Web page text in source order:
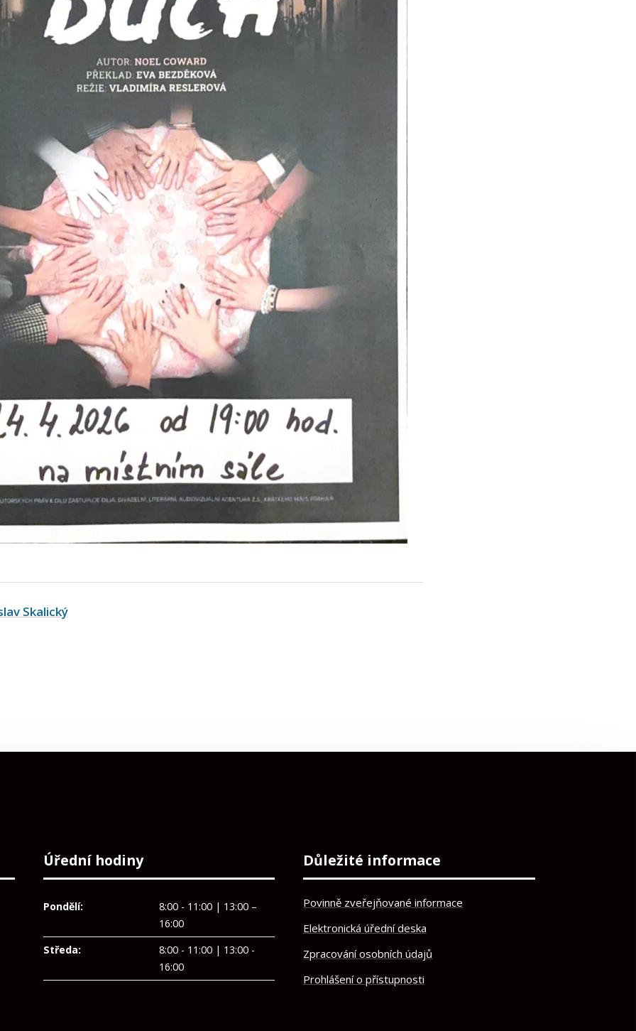
Skalický
Úřední hodiny
Pondělí:
8:00 - 11:00 | 13:00 –
16:00
Středa:
8:00 - 11:00 | 13:00 -
16:00
Důležité informace
Povinně zveřejňované informace
Elektronická úřední deska
Zpracování osobních údajů
Prohlášení o přístupnosti